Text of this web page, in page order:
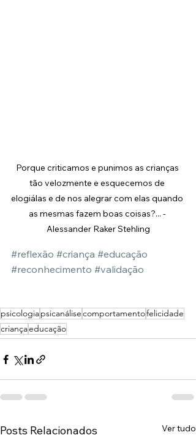
Porque criticamos e punimos as crianças
tão velozmente e esquecemos de
elogiálas e de nos alegrar com elas quando
as mesmas fazem boas coisas?... -
Alessander Raker Stehling
#reflexão #criança #educação
#reconhecimento #validação
psicologiapsicanálisecomportamentofelicidade
criançaeducação
Posts Relacionados Ver tudo